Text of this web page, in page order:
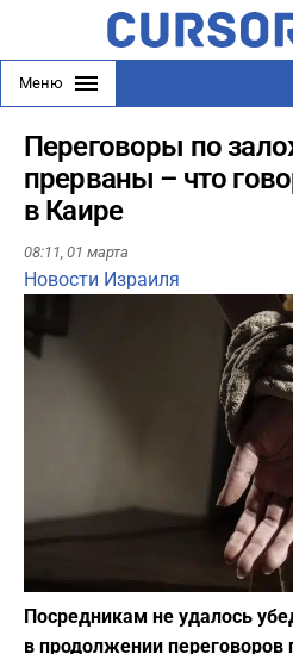
Меню
Переговоры по
прерваны – что
в Каире
08:11, 01 марта
Новости Израиля
Посредникам не удалось
в продолжении